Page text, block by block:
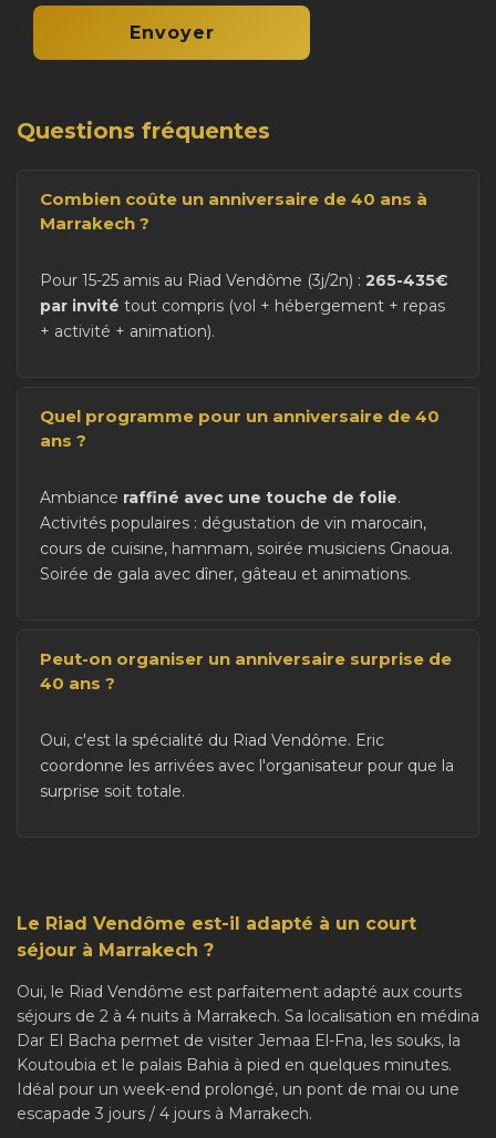
Questions fréquentes
Combien coûte un anniversaire de 40 ans à
Marrakech ?
Pour 15-25 amis au Riad Vendôme (3j/2n) : 265-435€
par invité tout compris (vol + hébergement + repas
+ activité + animation).
Quel programme pour un anniversaire de 40
ans ?
Ambiance raffiné avec une touche de folie.
Activités populaires : dégustation de vin marocain,
cours de cuisine, hammam, soirée musiciens Gnaoua.
Soirée de gala avec dîner, gâteau et animations.
Peut-on organiser un anniversaire surprise de
40 ans ?
Oui, c'est la spécialité du Riad Vendôme. Eric
coordonne les arrivées avec l'organisateur pour que la
surprise soit totale.
Le Riad Vendôme est-il adapté à un court
séjour à Marrakech ?
Oui, le Riad Vendôme est parfaitement adapté aux courts
séjours de 2 à 4 nuits à Marrakech. Sa localisation en médina
Dar El Bacha permet de visiter Jemaa El-Fna, les souks, la
Koutoubia et le palais Bahia à pied en quelques minutes.
Idéal pour un week-end prolongé, un pont de mai ou une
escapade 3 jours / 4 jours à Marrakech.